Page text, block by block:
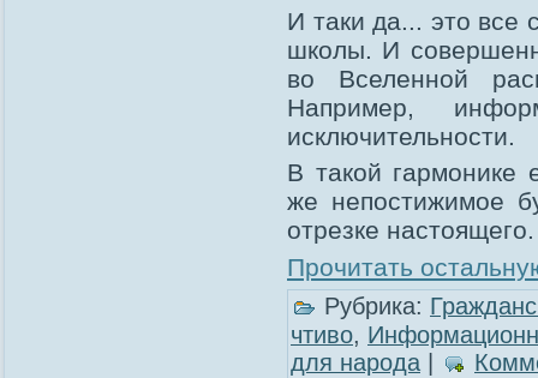
И таки да... это все
школы. И
во Вселенной
Например,
исключительности.
В такой гармонике
же непостижимое
отрезке настоящего.
Прочитать
Рубрика:
чтиво,
для народа